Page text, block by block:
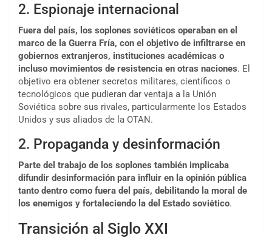
2. Espionaje internacional
Fuera del país, los soplones soviéticos operaban en el
marco de la Guerra Fría, con el objetivo de infiltrarse en
gobiernos extranjeros, instituciones académicas o
incluso movimientos de resistencia en otras naciones. El
objetivo era obtener secretos militares, científicos o
tecnológicos que pudieran dar ventaja a la Unión
Soviética sobre sus rivales, particularmente los Estados
Unidos y sus aliados de la OTAN.
2. Propaganda y desinformación
Parte del trabajo de los soplones también implicaba
difundir desinformación para influir en la opinión pública
tanto dentro como fuera del país, debilitando la moral de
los enemigos y fortaleciendo la del Estado soviético.
Transición al Siglo XXI